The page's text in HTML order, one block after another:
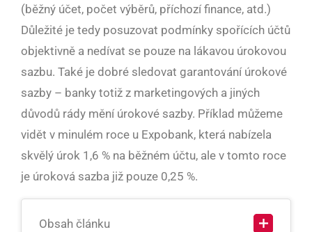
(běžný účet, počet výběrů, příchozí finance, atd.)
Důležité je tedy posuzovat podmínky spořících účtů
objektivně a nedívat se pouze na lákavou úrokovou
sazbu. Také je dobré sledovat garantování úrokové
sazby – banky totiž z marketingových a jiných
důvodů rády mění úrokové sazby. Příklad můžeme
vidět v minulém roce u Expobank, která nabízela
skvělý úrok 1,6 % na běžném účtu, ale v tomto roce
je úroková sazba již pouze 0,25 %.
Obsah článku